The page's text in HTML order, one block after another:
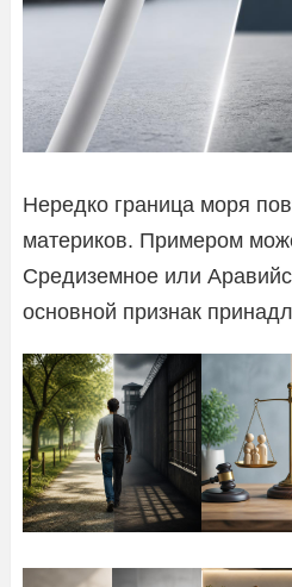
Нередко граница моря
материков. Примером
Средиземное или
основной признак